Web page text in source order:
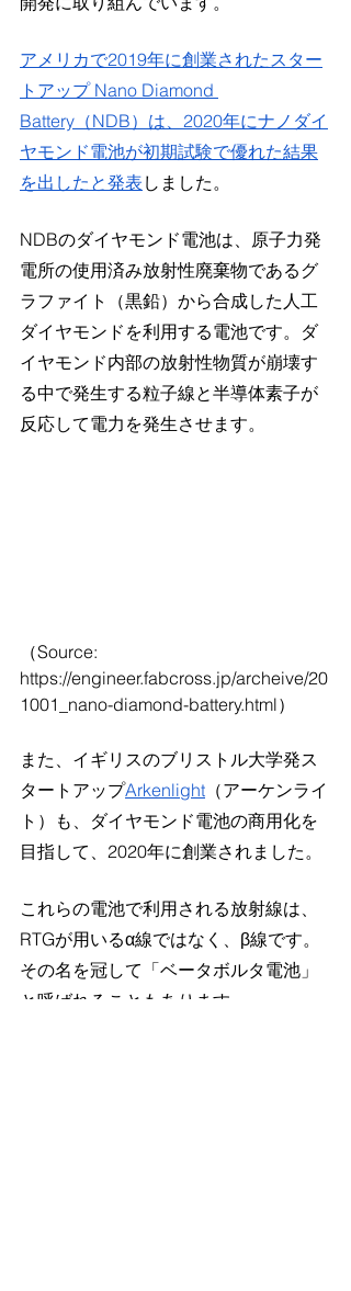
アメリカで2019年に創業されたスター
トアップ Nano Diamond
Battery（NDB）は、2020年にナノダイ
ヤモンド電池が初期試験で優れた結果
を出したと発表 しました。
NDBのダイヤモンド電池は、原子力発
電所の使用済み放射性廃棄物であるグ
ラファイト（黒鉛）から合成した人工
ダイヤモンドを利用する電池です。ダ
イヤモンド内部の放射性物質が崩壊す
る中で発生する粒子線と半導体素子が
反応して電力を発生させます。
（Source:
https://engineer.fabcross.jp/archeive/20
1001_nano-diamond-battery.html）
また、イギリスのブリストル大学発ス
タートアップArkenlight （アーケンライ
ト）も、ダイヤモンド電池の商用化を
目指して、2020年に創業されました。
これらの電池で利用される放射線は、
RTGが用いるα線ではなく、β線です。
その名を冠して「ベータボルタ電池」
と呼ばれることもあります。